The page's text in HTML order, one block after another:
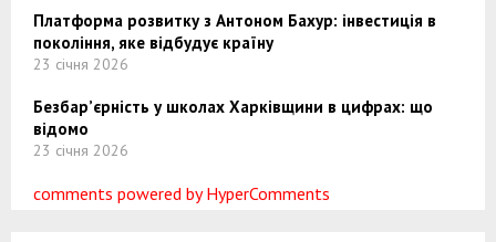
Платформа розвитку з Антоном Бахур: інвестиція в
покоління, яке відбудує країну
23 січня 2026
Безбар’єрність у школах Харківщини в цифрах: що
відомо
23 січня 2026
comments powered by HyperComments